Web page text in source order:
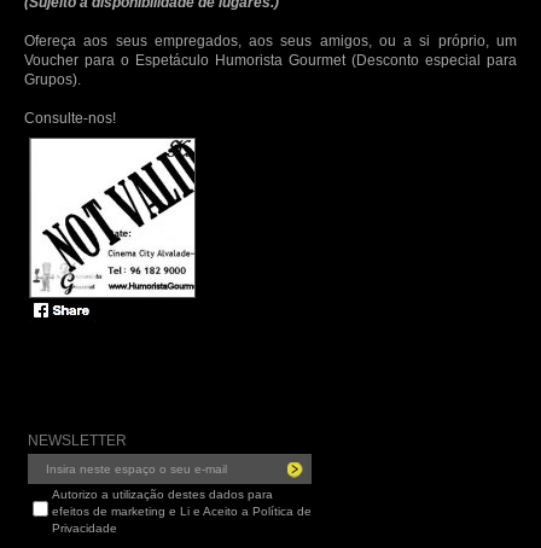
Ofereça aos seus empregados, aos seus amigos, ou a si próprio, um
Voucher para o Espetáculo Humorista Gourmet (Desconto especial para
Grupos).
Consulte-nos!
NEWSLETTER
Autorizo a utilização destes dados para
efeitos de marketing e Li e Aceito a Política de
Privacidade